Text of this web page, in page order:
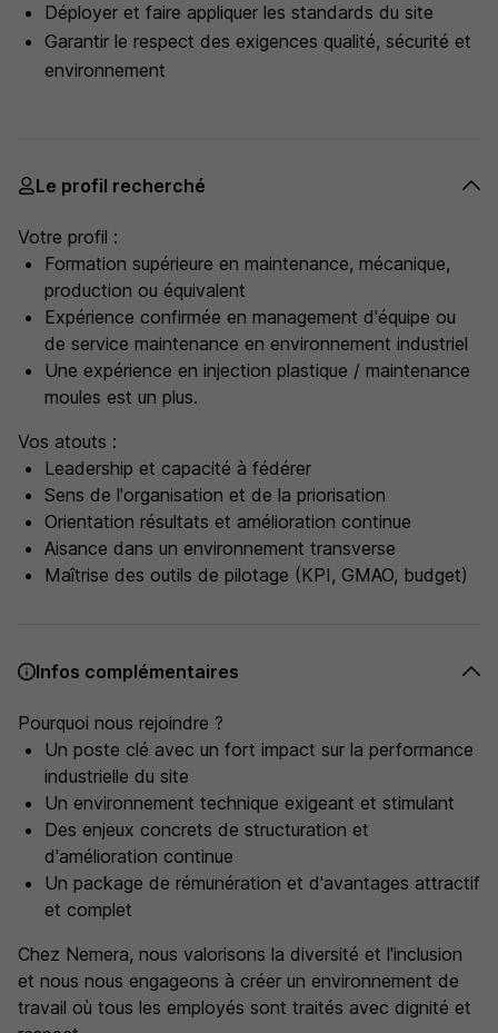
Déployer et faire appliquer les standards du site
Garantir le respect des exigences qualité, sécurité et
environnement
Le profil recherché
Votre profil :
Formation supérieure en maintenance, mécanique,
production ou équivalent
Expérience confirmée en management d'équipe ou
de service maintenance en environnement industriel
Une expérience en injection plastique / maintenance
moules est un plus.
Vos atouts :
Leadership et capacité à fédérer
Sens de l'organisation et de la priorisation
Orientation résultats et amélioration continue
Aisance dans un environnement transverse
Maîtrise des outils de pilotage (KPI, GMAO, budget)
Infos complémentaires
Pourquoi nous rejoindre ?
Un poste clé avec un fort impact sur la performance
industrielle du site
Un environnement technique exigeant et stimulant
Des enjeux concrets de structuration et
d'amélioration continue
Un package de rémunération et d'avantages attractif
et complet
Chez Nemera, nous valorisons la diversité et l'inclusion
et nous nous engageons à créer un environnement de
travail où tous les employés sont traités avec dignité et